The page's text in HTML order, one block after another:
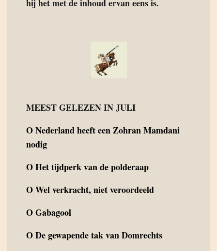
hij het met de inhoud ervan eens is.
MEEST GELEZEN IN JULI
ONederland heeft een Zohran Mamdani
nodig
OHet tijdperk van de polderaap
OWel verkracht, niet veroordeeld
OGabagool
ODe gewapende tak van Domrechts